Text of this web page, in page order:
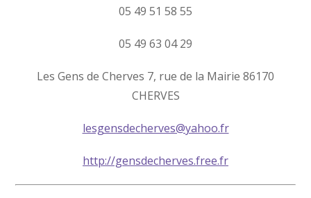
05 49 51 58 55
05 49 63 04 29
Les Gens de Cherves 7, rue de la Mairie 86170
CHERVES
lesgensdecherves@yahoo.fr
http://gensdecherves.free.fr